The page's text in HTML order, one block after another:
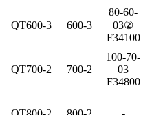
QT600-3 600-3
80-60-
03②
F34100
QT700-2 700-2
100-70-
03
F34800